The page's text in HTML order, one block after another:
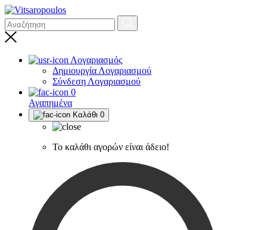
Λογαριασμός
Δημιουργία Λογαριασμού
Σύνδεση Λογαριασμού
0
Αγαπημένα
Καλάθι 0
Το καλάθι αγορών είναι άδειο!